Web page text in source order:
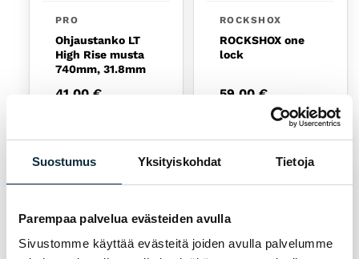
Suostumus Yksityiskohdat Tietoja
Parempaa palvelua evästeiden avulla
Sivustomme käyttää evästeitä joiden avulla palvelumme
PRO
Ohjaustanko LT
High Rise musta
740mm, 31.8mm
41,00 €
ROCKSHOX
ROCKSHOX one
lock
59,00 €